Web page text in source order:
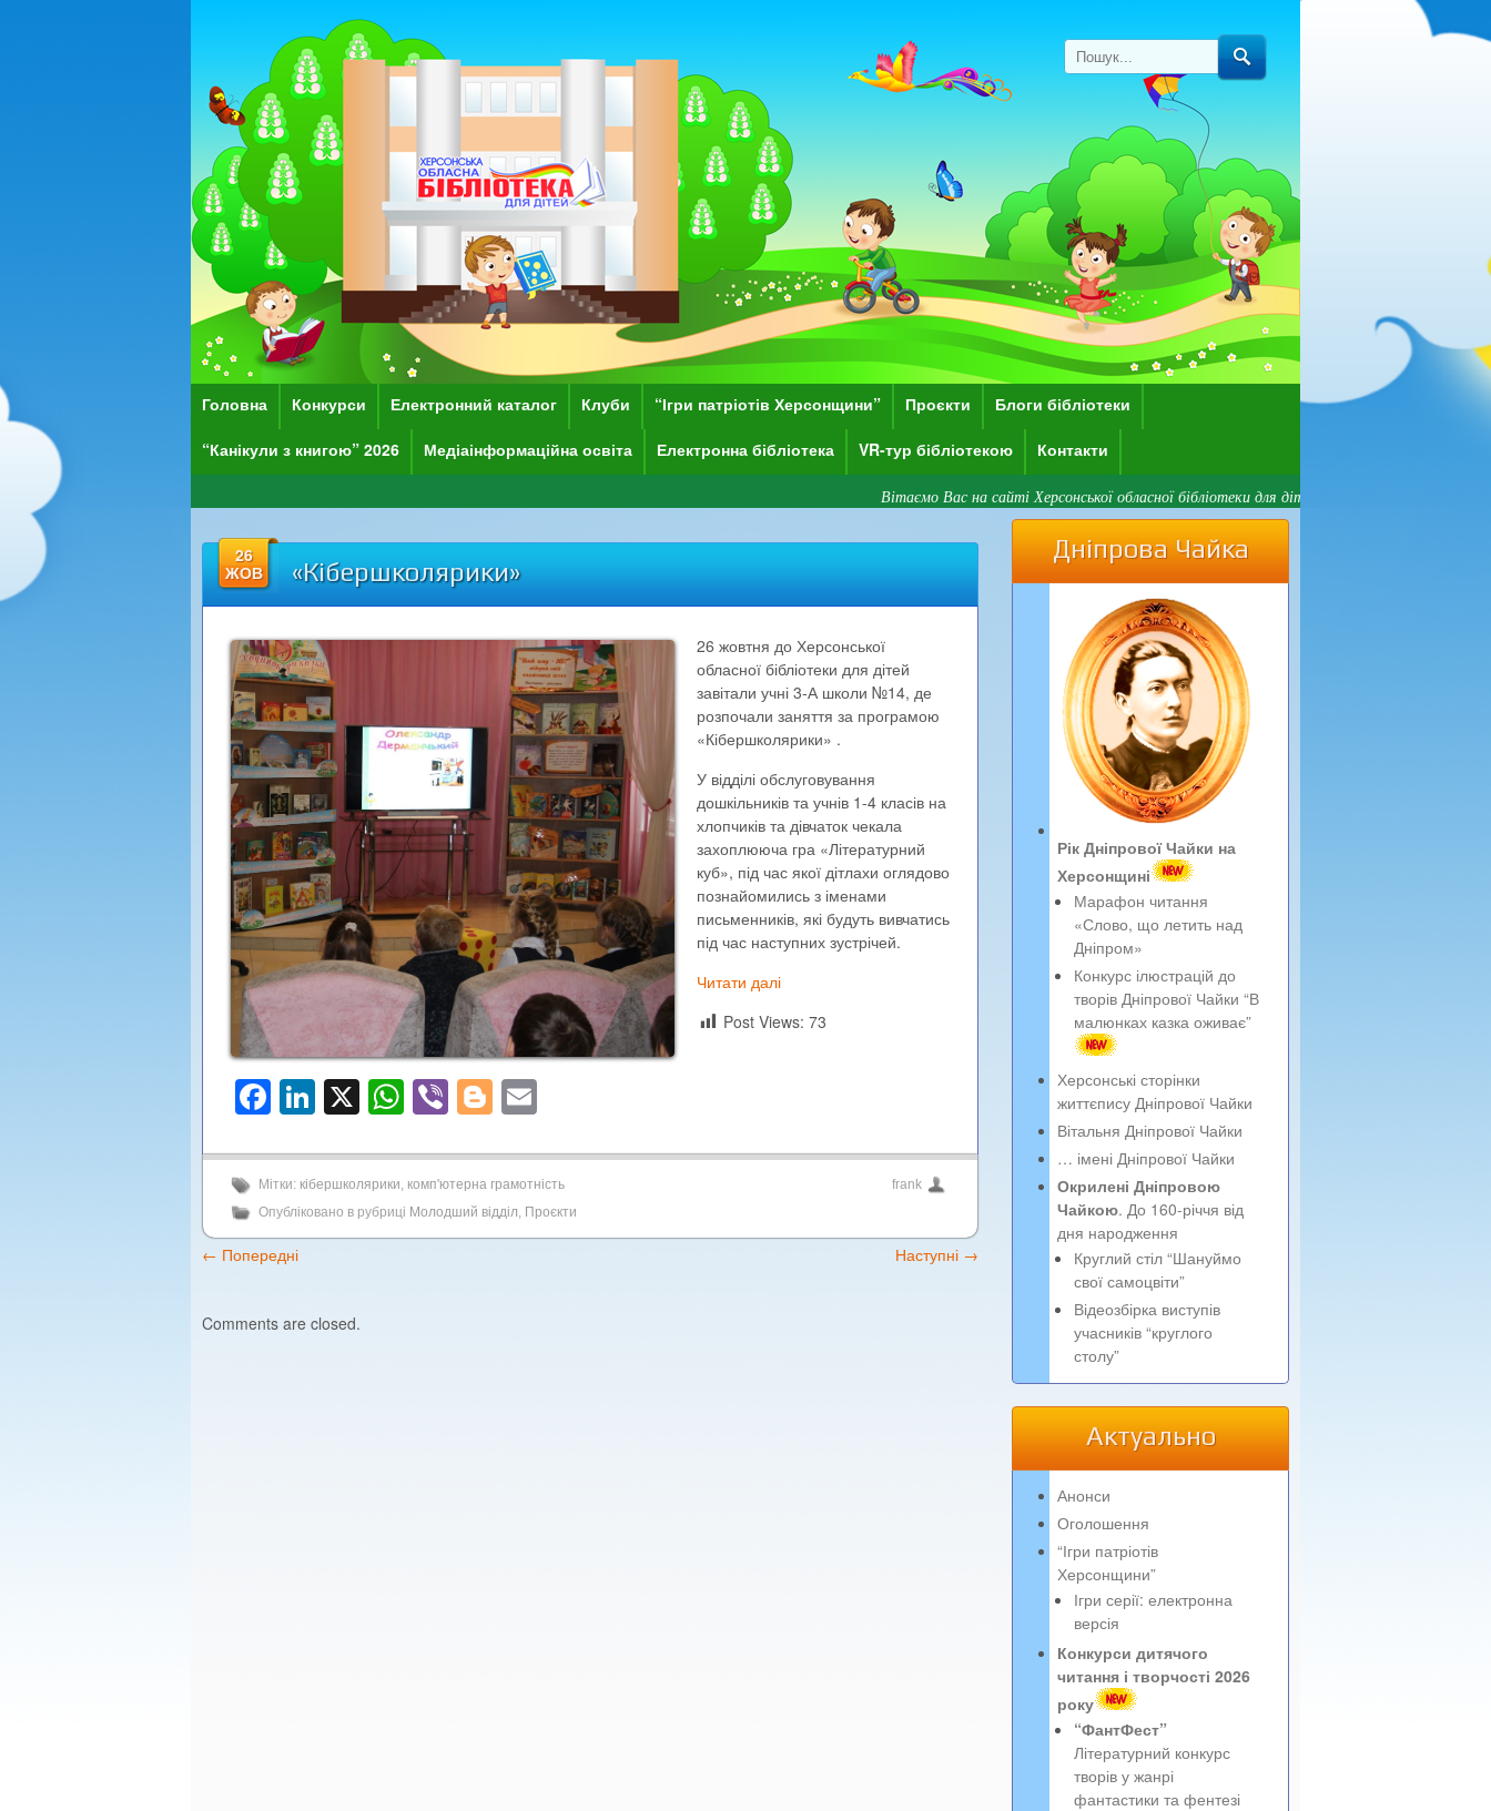
Головна Конкурси Електронний каталог Клуби “Ігри патріотів Херсонщини” Проєкти Блоги бібліотеки
“Канікули з книгою” 2026 Медіаінформаційна освіта Електронна бібліотека VR-тур бібліотекою Контакти
Вітаємо Вас на сайті Херсонської обласної бібліотеки для дітей імені Дніпрової Чайки! Зверніть
26
ЖОВ
«Кібершколярики»
26 жовтня до Херсонської
обласної бібліотеки для дітей
завітали учні 3-А школи №14, де
розпочали заняття за програмою
«Кібершколярики» .
У відділі обслуговування
дошкільників та учнів 1-4 класів на
хлопчиків та дівчаток чекала
захоплююча гра «Літературний
куб», під час якої дітлахи оглядово
познайомились з іменами
письменників, які будуть вивчатись
під час наступних зустрічей.
Читати далі
Post Views: 73
Facebook
LinkedIn
X WhatsApp
ViberBlogger
Мітки: кібершколярики, комп'ютерна грамотність
Опубліковано в рубриці Молодший відділ, Проєкти
frank
← Попередні Наступні →
Comments are closed.
Дніпрова Чайка
Рік Дніпрової Чайки на
Херсонщині
Марафон читання
«Слово, що летить над
Дніпром»
Конкурс ілюстрацій до
творів Дніпрової Чайки “В
малюнках казка оживає”
Херсонські сторінки
життєпису Дніпрової Чайки
Вітальня Дніпрової Чайки
… імені Дніпрової Чайки
Окрилені Дніпровою
Чайкою. До 160-річчя від
дня народження
Круглий стіл “Шануймо
свої самоцвіти”
Відеозбірка виступів
учасників “круглого
столу”
Актуально
Анонси
Оголошення
“Ігри патріотів
Херсонщини”
Ігри серії: електронна
версія
Конкурси дитячого
читання і творчості 2026
року
“ФантФест”
Літературний конкурс
творів у жанрі
фантастики та фентезі